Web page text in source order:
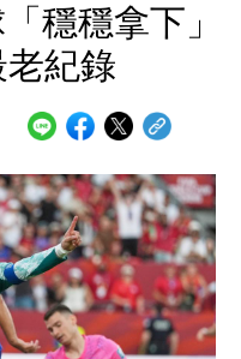
穩穩拿下」
紀錄